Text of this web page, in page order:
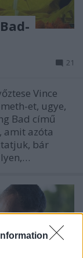
21
Vince
et, ugye,
Bad című
amit azóta
bár